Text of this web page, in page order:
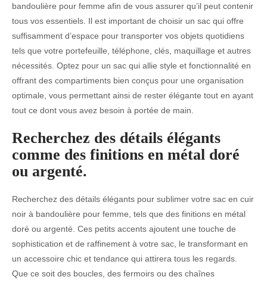
bandoulière pour femme afin de vous assurer qu’il peut contenir
tous vos essentiels. Il est important de choisir un sac qui offre
suffisamment d’espace pour transporter vos objets quotidiens
tels que votre portefeuille, téléphone, clés, maquillage et autres
nécessités. Optez pour un sac qui allie style et fonctionnalité en
offrant des compartiments bien conçus pour une organisation
optimale, vous permettant ainsi de rester élégante tout en ayant
tout ce dont vous avez besoin à portée de main.
Recherchez des détails élégants
comme des finitions en métal doré
ou argenté.
Recherchez des détails élégants pour sublimer votre sac en cuir
noir à bandoulière pour femme, tels que des finitions en métal
doré ou argenté. Ces petits accents ajoutent une touche de
sophistication et de raffinement à votre sac, le transformant en
un accessoire chic et tendance qui attirera tous les regards.
Que ce soit des boucles, des fermoirs ou des chaînes